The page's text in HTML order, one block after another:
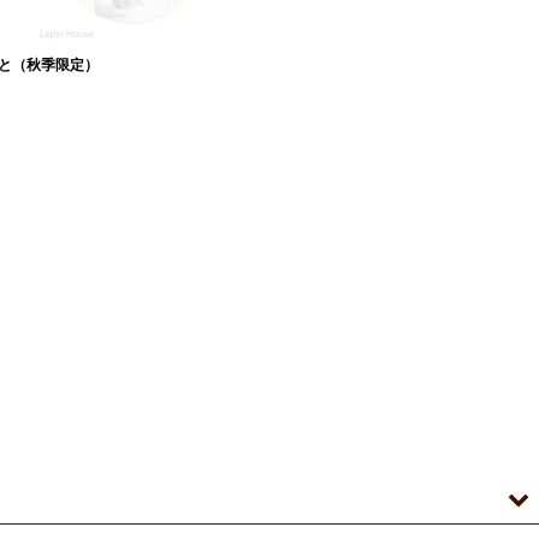
（秋季限定）